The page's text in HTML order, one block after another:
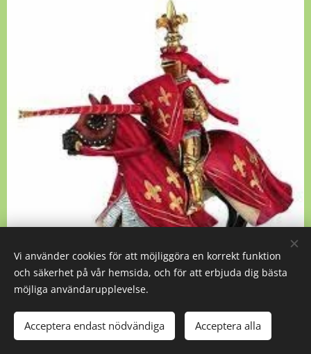
Vi använder cookies för att möjliggöra en korrekt funktion
och säkerhet på vår hemsida, och för att erbjuda dig bästa
möjliga användarupplevelse.
Acceptera endast nödvändiga Acceptera alla